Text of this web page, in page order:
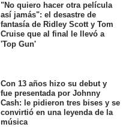
"No quiero hacer otra película
así jamás": el desastre de
fantasía de Ridley Scott y Tom
Cruise que al final le llevó a
'Top Gun'
Con 13 años hizo su debut y
fue presentada por Johnny
Cash: le pidieron tres bises y se
convirtió en una leyenda de la
música